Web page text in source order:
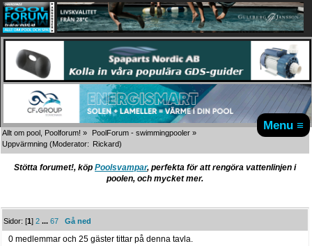
Menu ≡
Allt om pool, Poolforum! » PoolForum - swimmingpooler »
Uppvärmning (Moderator: Rickard)
Stötta forumet!, köp Poolsvampar, perfekta för att rengöra vattenlinjen i
poolen, och mycket mer.
Sidor: [1]2 ...67 Gå ned
0 medlemmar och 25 gäster tittar på denna tavla.